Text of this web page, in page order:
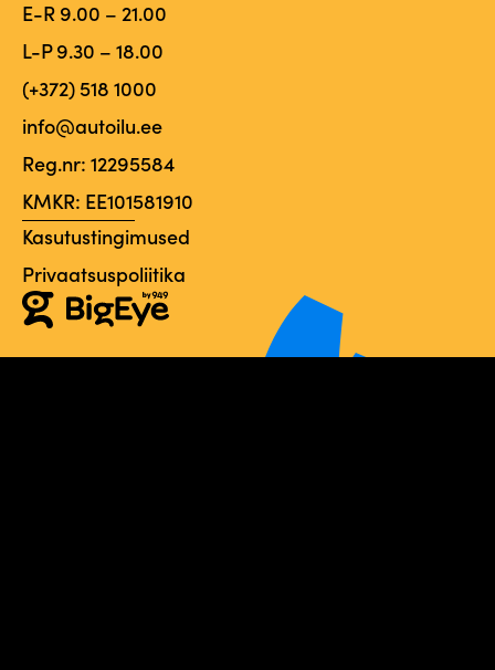
E-R 9.00 – 21.00
L-P 9.30 – 18.00
(+372) 518 1000
info@autoilu.ee
Reg.nr: 12295584
KMKR: EE101581910
Kasutustingimused
Privaatsuspoliitika